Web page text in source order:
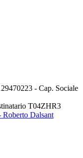
- Cap. Sociale
T04ZHR3
Roberto Dalsant